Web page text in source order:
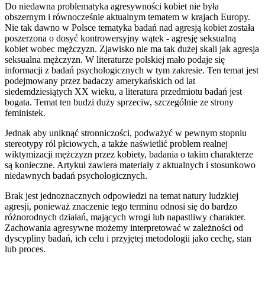
Do niedawna problematyka agresywności kobiet nie była
obszernym i równocześnie aktualnym tematem w krajach Europy.
Nie tak dawno w Polsce tematyka badań nad agresją kobiet została
poszerzona o dosyć kontrowersyjny wątek - agresję seksualną
kobiet wobec mężczyzn. Zjawisko nie ma tak dużej skali jak agresja
seksualna mężczyzn. W literaturze polskiej mało podaje się
informacji z badań psychologicznych w tym zakresie. Ten temat jest
podejmowany przez badaczy amerykańskich od lat
siedemdziesiątych XX wieku, a literatura przedmiotu badań jest
bogata. Temat ten budzi duży sprzeciw, szczególnie ze strony
feministek.
Jednak aby uniknąć stronniczości, podważyć w pewnym stopniu
stereotypy ról płciowych, a także naświetlić problem realnej
wiktymizacji mężczyzn przez kobiety, badania o takim charakterze
są konieczne. Artykuł zawiera materiały z aktualnych i stosunkowo
niedawnych badań psychologicznych.
Brak jest jednoznacznych odpowiedzi na temat natury ludzkiej
agresji, ponieważ znaczenie tego terminu odnosi się do bardzo
różnorodnych działań, mających wrogi lub napastliwy charakter.
Zachowania agresywne możemy interpretować w zależności od
dyscypliny badań, ich celu i przyjętej metodologii jako cechę, stan
lub proces.